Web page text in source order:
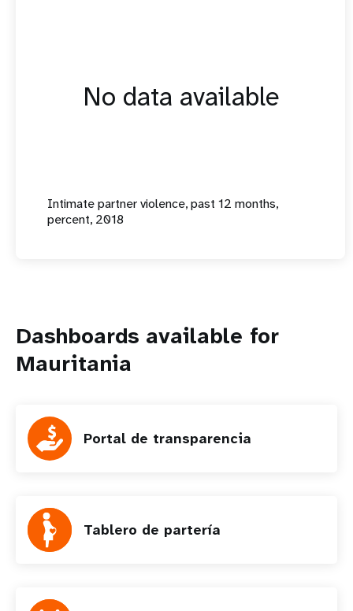
No data available
Intimate partner violence, past 12 months,
percent, 2018
Dashboards available for
Mauritania
Portal de transparencia
Tablero de partería